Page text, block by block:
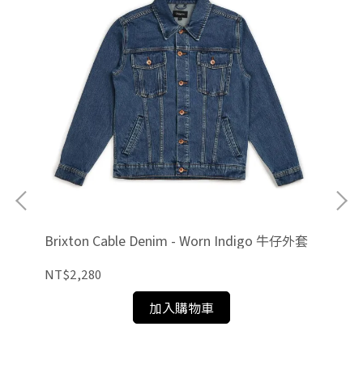
Brixton Cable Denim - Worn Indigo 牛仔外套
NT$2,280
加入購物車